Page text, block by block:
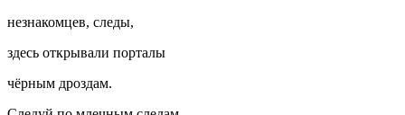
незнакомцев, следы,
здесь открывали порталы
чёрным дроздам.